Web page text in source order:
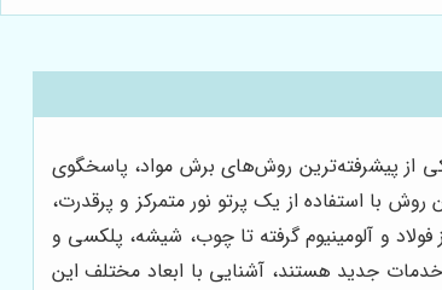
از پیشرفته‌ترین روش‌های برش مواد، پاسخگوی
با استفاده از یک پرتو نور متمرکز و پرقدرت،
و آلومینیوم گرفته تا چوب، شیشه، پلکسی و
خدمات جدید هستند، آشنایی با ابعاد مختلف این